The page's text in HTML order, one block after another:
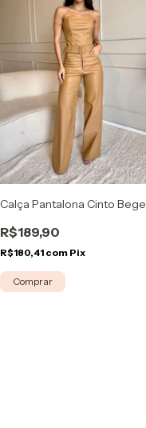
Calça Pantalona Cinto Bege
R$189,90
R$180,41 com Pix
Comprar